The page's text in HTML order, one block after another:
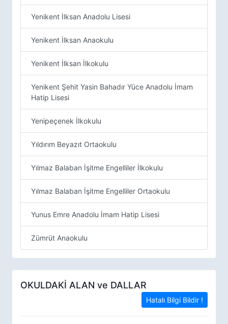
Yenikent İlksan Anadolu Lisesi
Yenikent İlksan Anaokulu
Yenikent İlksan İlkokulu
Yenikent Şehit Yasin Bahadır Yüce Anadolu İmam
Hatip Lisesi
Yenipeçenek İlkokulu
Yıldırım Beyazıt Ortaokulu
Yılmaz Balaban İşitme Engelliler İlkokulu
Yılmaz Balaban İşitme Engelliler Ortaokulu
Yunus Emre Anadolu İmam Hatip Lisesi
Zümrüt Anaokulu
OKULDAKİ ALAN ve DALLAR
Hatalı Bilgi Bildir !